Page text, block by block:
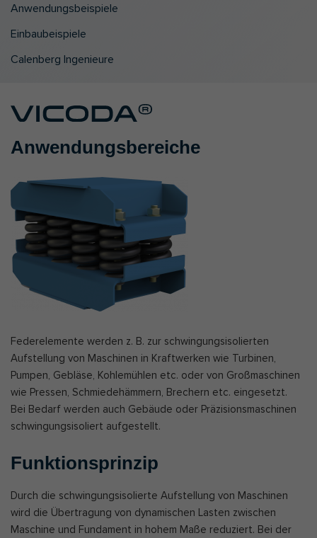
Anwendungsbeispiele
Einbaubeispiele
Calenberg Ingenieure
Anwendungsbereiche
Federelemente werden z. B. zur schwingungsisolierten
Aufstellung von Maschinen in Kraftwerken wie Turbinen,
Pumpen, Gebläse, Kohlemühlen etc. oder von Großmaschinen
wie Pressen, Schmiedehämmern, Brechern etc. eingesetzt.
Bei Bedarf werden auch Gebäude oder Präzisionsmaschinen
schwingungsisoliert aufgestellt.
Funktionsprinzip
Durch die schwingungsisolierte Aufstellung von Maschinen
wird die Übertragung von dynamischen Lasten zwischen
Maschine und Fundament in hohem Maße reduziert. Bei der